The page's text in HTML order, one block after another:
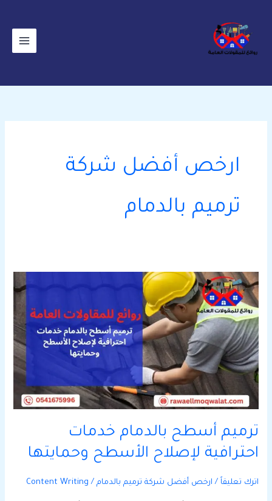
المحتوى
ارخص أفضل شركة
ترميم بالدمام
ترميم أسطح بالدمام خدمات
احترافية لإصلاح الأسطح وحمايتها
اترك تعليقاً / ارخص أفضل شركة ترميم بالدمام /
Content Writing
ترميم
أسطح
بالدمام
خدمات
احترافية
لإصلاح
الأسطح
وحمايتها